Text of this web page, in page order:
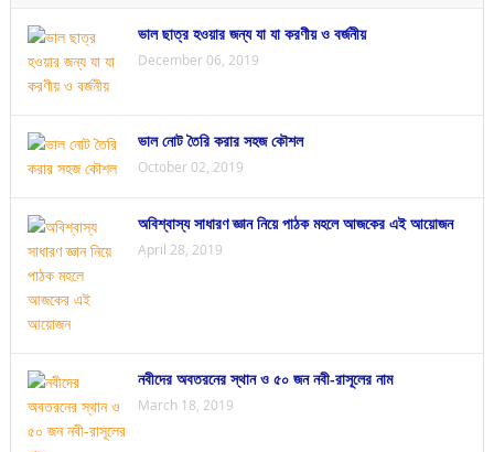
ভাল ছাত্র হওয়ার জন্য যা যা করণীয় ও বর্জনীয়
December 06, 2019
ভাল নোট তৈরি করার সহজ কৌশল
October 02, 2019
অবিশ্বাস্য সাধারণ জ্ঞান নিয়ে পাঠক মহলে আজকের এই আয়োজন
April 28, 2019
নবীদের অবতরনের স্থান ও ৫০ জন নবী-রাসূলের নাম
March 18, 2019